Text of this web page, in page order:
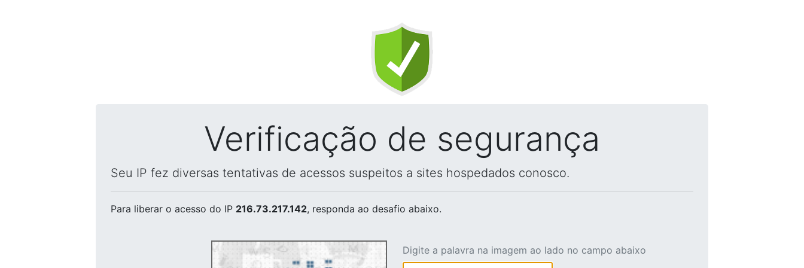
Verificação de segurança
Seu IP fez diversas tentativas de acessos suspeitos a sites hospedados conosco.
Para liberar o acesso do IP 216.73.217.142, responda ao desafio abaixo.
Digite a palavra na imagem ao lado no campo abaixo